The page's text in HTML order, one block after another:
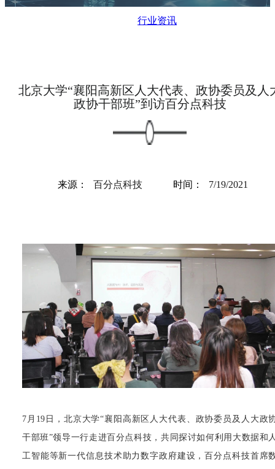
行业资讯
北京大学“襄阳高新区人大代表、政协委员及人
政协干部班”到访百分点科技
来源： 百分点科技 时间： 7/19/2021
7月19日，北京大学“襄阳高新区人大代表、政协委员及人大政
干部班”领导一行走进百分点科技，共同探讨如何利用大数据和
工智能等新一代信息技术助力数字政府建设，百分点科技首席